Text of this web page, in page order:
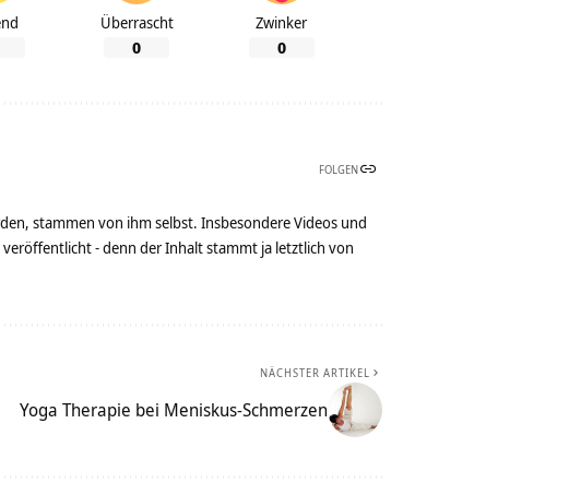
Überrascht
0
Zwinker
0
FOLGEN
stammen von ihm selbst. Insbesondere Videos und
- denn der Inhalt stammt ja letztlich von
NÄCHSTER ARTIKEL
Yoga Therapie bei Meniskus-Schmerzen